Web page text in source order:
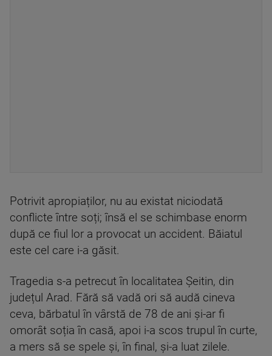
Potrivit apropiaților, nu au existat niciodată
conflicte între soți; însă el se schimbase enorm
după ce fiul lor a provocat un accident. Băiatul
este cel care i-a găsit.
Tragedia s-a petrecut în localitatea Șeitin, din
județul Arad. Fără să vadă ori să audă cineva
ceva, bărbatul în vârstă de 78 de ani și-ar fi
omorât soția în casă, apoi i-a scos trupul în curte,
a mers să se spele și, în final, și-a luat zilele.